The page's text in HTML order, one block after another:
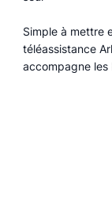
Simple à mettre
téléassistance
accompagne les